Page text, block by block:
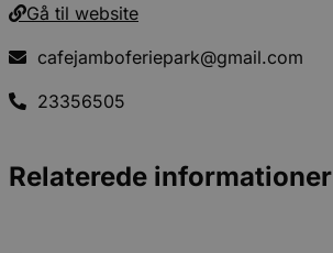
Gå til website
cafejamboferiepark@gmail.com
23356505
Relaterede informationer